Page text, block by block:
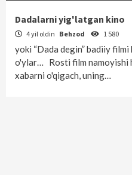
Dadalarni yig'latgan kino
4 yil oldin Behzod 1 580
yoki “Dada degin” badiiy filmi
o'ylar… Rosti film namoyishi
xabarni o'qigach, uning…